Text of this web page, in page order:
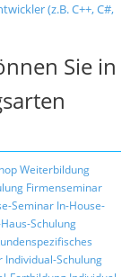
(z.B. C++, C#,
Sie in
Weiterbildung
Firmenseminar
Seminar In-House-
Schulung
Individual-Schulung